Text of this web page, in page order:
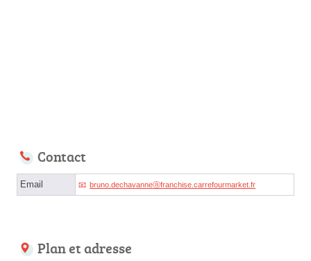
Contact
Email bruno.dechavanneⓐfranchise.carrefourmarket.fr
Plan et adresse